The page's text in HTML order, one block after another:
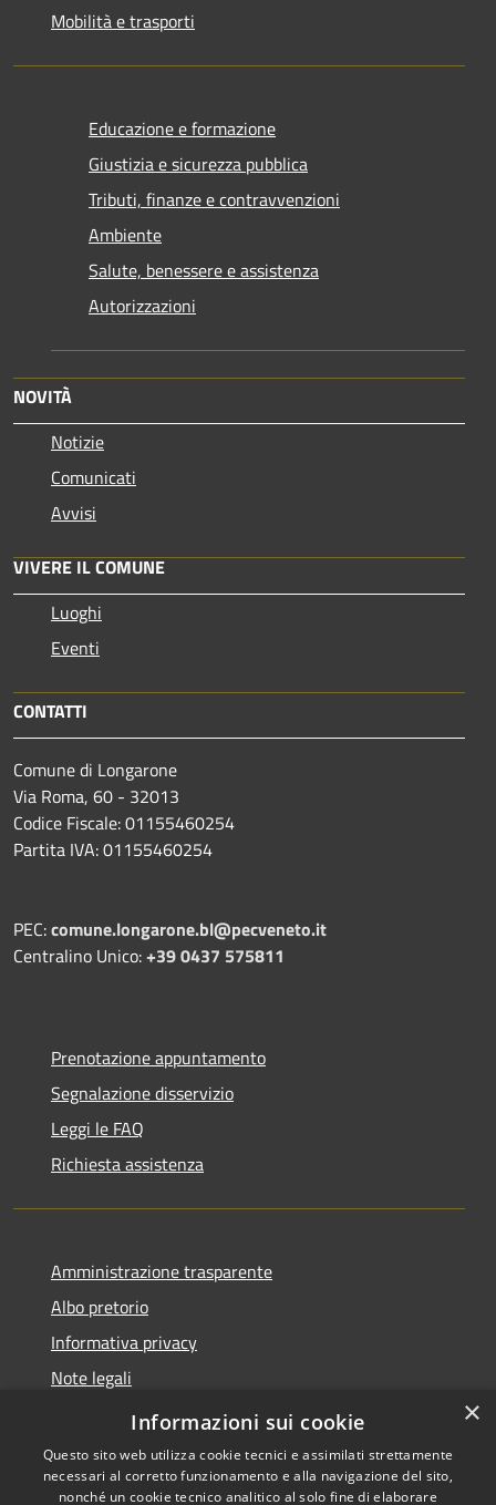
Mobilità e trasporti
Educazione e formazione
Giustizia e sicurezza pubblica
Tributi, finanze e contravvenzioni
Ambiente
Salute, benessere e assistenza
Autorizzazioni
NOVITÀ
Notizie
Comunicati
Avvisi
VIVERE IL COMUNE
Luoghi
Eventi
CONTATTI
Comune di Longarone
Via Roma, 60 - 32013
Codice Fiscale: 01155460254
Partita IVA: 01155460254
PEC:comune.longarone.bl@pecveneto.it
Centralino Unico:+39 0437 575811
Prenotazione appuntamento
Segnalazione disservizio
Leggi le FAQ
Richiesta assistenza
Amministrazione trasparente
Albo pretorio
Informativa privacy
Note legali
Dichiarazione di accessibilità
×
Informazioni sui cookie
Questo sito web utilizza cookie tecnici e assimilati strettamente
necessari al corretto funzionamento e alla navigazione del sito,
nonché un cookie tecnico analitico al solo fine di elaborare